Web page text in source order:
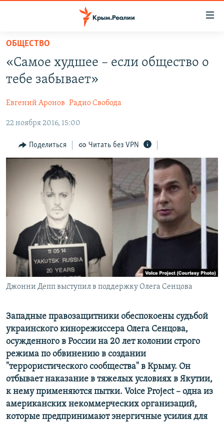
Вернуться
основному
содержанию
навигации
Вернутся
СПЕЦПРОЕКТЫ
КАРТА ВОЕННЫХ ОБЪЕКТОВ КРЫМА
11 ЛЕТ ОККУПАЦИИ КРЫМА. 11 ИСТОРИЙ СОПРОТИВЛЕНИЯ
ИСТОРИЯ
ЕЩЕ
ИНТЕРАКТИВ
ИНФОГРАФИКА
ТЕЛЕПРОЕКТ КРЫМ.РЕАЛИИ
СОВЕТЫ ПРАВОЗАЩИТНИКОВ
ПРОПАВШИЕ БЕЗ ВЕСТИ
ПОБЕДИТЕЛЕЙ НЕ СУДЯТ?
КРЫМ.НЕПОКОРЕННЫЙ
ELIFBE
УКРАИНСКАЯ ПРОБЛЕМА КРЫМА
РАДІО СВОБОДА
КАК ОБОЙТИ БЛОКИРОВКУ
Українською
Qırımtatar
ПРИСОЕДИНЯЙТЕСЬ!
ОБЩЕСТВО
«Самое худшее – если общество о
тебе забывает»
Евгений Аронов Радио Свобода
22 ноября 2016, 15:00
Поделиться Читать без VPN
Джонни Депп выступил в поддержку Олега Сенцова
Западные правозащитники обеспокоены судьбой
украинского кинорежиссера Олега Сенцова,
осужденного в России на 20 лет колонии строго
режима по обвинению в создании
"террористического сообщества" в Крыму. Он
отбывает наказание в тяжелых условиях в Якутии,
к нему применяются пытки. Voice Project – одна из
американских некоммерческих организаций,
которые предпринимают энергичные усилия для